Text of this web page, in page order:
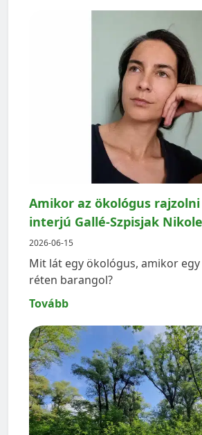
Amikor az ökológus rajzolni
interjú Gallé-Szpisjak
2026-06-15
Mit lát egy ökológus, amikor
réten barangol?
Tovább